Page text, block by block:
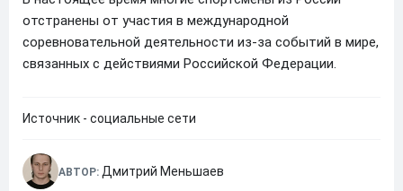
отстранены от участия в международной
соревновательной деятельности из-за событий в мире,
связанных с действиями Российской Федерации.
Источник - социальные сети
АВТОР: Дмитрий Меньшаев